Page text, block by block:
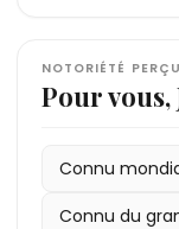
NOTORIÉTÉ
Pour
Connu
Connu du